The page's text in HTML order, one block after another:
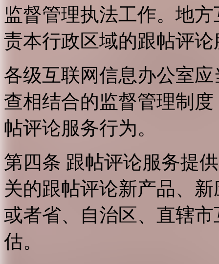
监督管理执法工作。地
责本行政区域的跟帖评
各级互联网信息办公室
查相结合的监督管理制
帖评论服务行为。
第四条 跟帖评论服务提
关的跟帖评论新产品、
或者省、自治区、直辖
估。